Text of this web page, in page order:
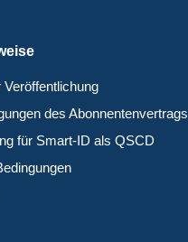
des Abonnentenvertrags
für Smart-ID als QSCD